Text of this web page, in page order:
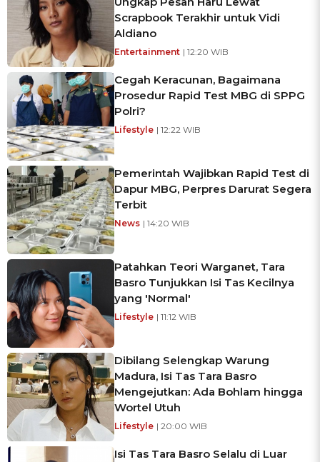
Scrapbook Terakhir untuk Vidi
Aldiano
Entertainment | 12:20 WIB
Cegah Keracunan, Bagaimana
Prosedur Rapid Test MBG di SPPG
Polri?
Lifestyle | 12:22 WIB
Pemerintah Wajibkan Rapid Test di
Dapur MBG, Perpres Darurat Segera
Terbit
News | 14:20 WIB
Patahkan Teori Warganet, Tara
Basro Tunjukkan Isi Tas Kecilnya
yang 'Normal'
Lifestyle | 11:12 WIB
Dibilang Selengkap Warung
Madura, Isi Tas Tara Basro
Mengejutkan: Ada Bohlam hingga
Wortel Utuh
Lifestyle | 20:00 WIB
Isi Tas Tara Basro Selalu di Luar